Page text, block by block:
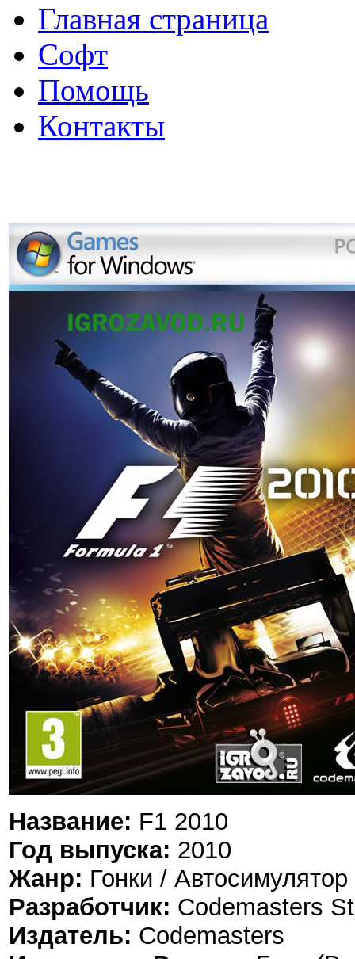
Главная страница
Софт
Помощь
Контакты
Название: F1 2010
Год выпуска: 2010
Жанр: Гонки /
Разработчик: Codemasters
Издатель: Codemasters